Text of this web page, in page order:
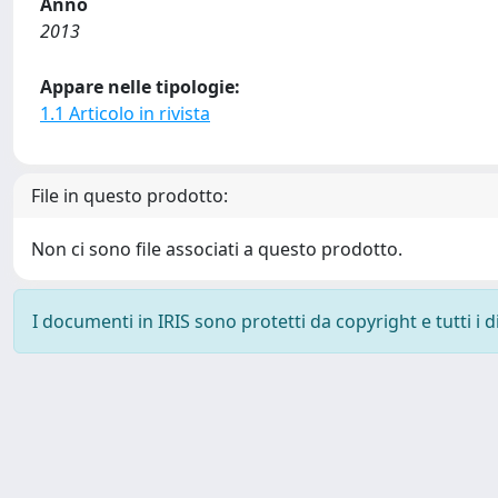
2013
Appare nelle tipologie:
1.1 Articolo in rivista
File in questo prodotto:
Non ci sono file associati a questo prodotto.
I documenti in IRIS sono protetti da copyright e tutti i